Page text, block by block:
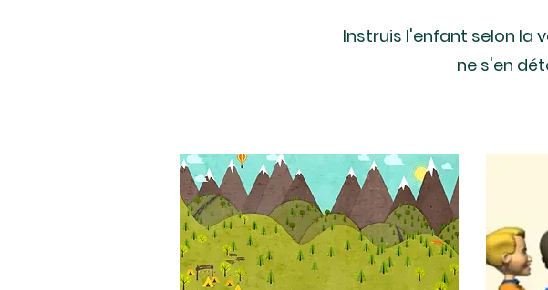
Instruis l'enfant selon la
ne s'en